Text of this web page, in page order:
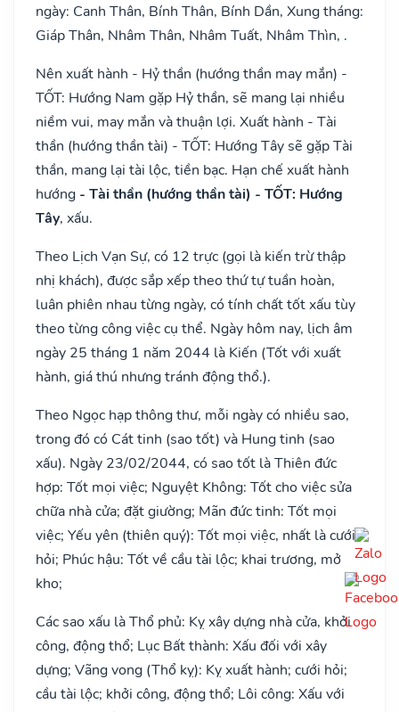
ngày: Canh Thân, Bính Thân, Bính Dần, Xung tháng:
Giáp Thân, Nhâm Thân, Nhâm Tuất, Nhâm Thìn, .
Nên xuất hành - Hỷ thần (hướng thần may mắn) -
TỐT: Hướng Nam gặp Hỷ thần, sẽ mang lại nhiều
niềm vui, may mắn và thuận lợi. Xuất hành - Tài
thần (hướng thần tài) - TỐT: Hướng Tây sẽ gặp Tài
thần, mang lại tài lộc, tiền bạc. Hạn chế xuất hành
hướng - Tài thần (hướng thần tài) - TỐT: Hướng
Tây, xấu.
Theo Lịch Vạn Sự, có 12 trực (gọi là kiến trừ thập
nhị khách), được sắp xếp theo thứ tự tuần hoàn,
luân phiên nhau từng ngày, có tính chất tốt xấu tùy
theo từng công việc cụ thể. Ngày hôm nay, lịch âm
ngày 25 tháng 1 năm 2044 là Kiến (Tốt với xuất
hành, giá thú nhưng tránh động thổ.).
Theo Ngọc hạp thông thư, mỗi ngày có nhiều sao,
trong đó có Cát tinh (sao tốt) và Hung tinh (sao
xấu). Ngày 23/02/2044, có sao tốt là Thiên đức
hợp: Tốt mọi việc; Nguyệt Không: Tốt cho việc sửa
chữa nhà cửa; đặt giường; Mãn đức tinh: Tốt mọi
việc; Yếu yên (thiên quý): Tốt mọi việc, nhất là cưới
hỏi; Phúc hậu: Tốt về cầu tài lộc; khai trương, mở
kho;
Các sao xấu là Thổ phủ: Kỵ xây dựng nhà cửa, khởi
công, động thổ; Lục Bất thành: Xấu đối với xây
dựng; Vãng vong (Thổ kỵ): Kỵ xuất hành; cưới hỏi;
cầu tài lộc; khởi công, động thổ; Lôi công: Xấu với